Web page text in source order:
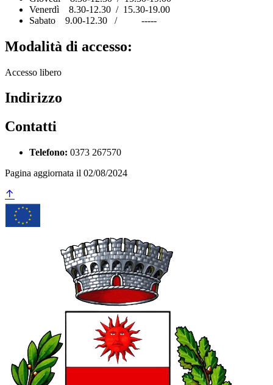
Venerdì 8.30-12.30 / 15.30-19.00
Sabato 9.00-12.30 / -----
Modalità di accesso:
Accesso libero
Indirizzo
Contatti
Telefono: 0373 267570
Pagina aggiornata il 02/08/2024